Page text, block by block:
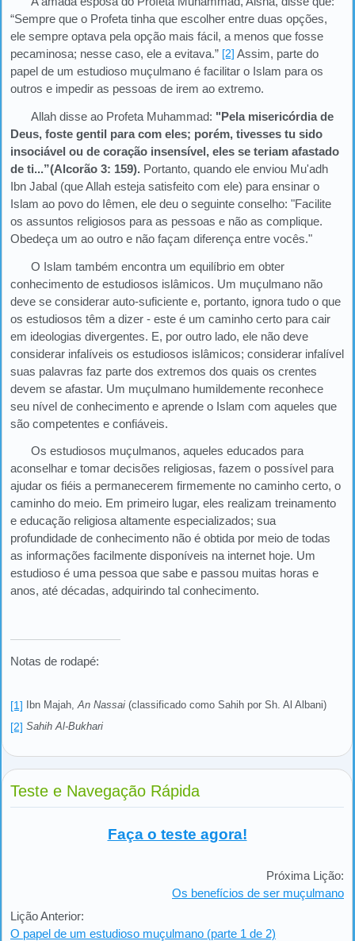
“Sempre que o Profeta tinha que escolher entre duas opções,
ele sempre optava pela opção mais fácil, a menos que fosse
pecaminosa; nesse caso, ele a evitava.” [2] Assim, parte do
papel de um estudioso muçulmano é facilitar o Islam para os
outros e impedir as pessoas de irem ao extremo.
Allah disse ao Profeta Muhammad: "Pela misericórdia de
Deus, foste gentil para com eles; porém, tivesses tu sido
insociável ou de coração insensível, eles se teriam afastado
de ti...”(Alcorão 3: 159). Portanto, quando ele enviou Mu'adh
Ibn Jabal (que Allah esteja satisfeito com ele) para ensinar o
Islam ao povo do Iêmen, ele deu o seguinte conselho: "Facilite
os assuntos religiosos para as pessoas e não as complique.
Obedeça um ao outro e não façam diferença entre vocês."
O Islam também encontra um equilíbrio em obter
conhecimento de estudiosos islâmicos. Um muçulmano não
deve se considerar auto-suficiente e, portanto, ignora tudo o que
os estudiosos têm a dizer - este é um caminho certo para cair
em ideologias divergentes. E, por outro lado, ele não deve
considerar infalíveis os estudiosos islâmicos; considerar infalível
suas palavras faz parte dos extremos dos quais os crentes
devem se afastar. Um muçulmano humildemente reconhece
seu nível de conhecimento e aprende o Islam com aqueles que
são competentes e confiáveis.
Os estudiosos muçulmanos, aqueles educados para
aconselhar e tomar decisões religiosas, fazem o possível para
ajudar os fiéis a permanecerem firmemente no caminho certo, o
caminho do meio. Em primeiro lugar, eles realizam treinamento
e educação religiosa altamente especializados; sua
profundidade de conhecimento não é obtida por meio de todas
as informações facilmente disponíveis na internet hoje. Um
estudioso é uma pessoa que sabe e passou muitas horas e
anos, até décadas, adquirindo tal conhecimento.
Notas de rodapé:
[1] Ibn Majah, An Nassai (classificado como Sahih por Sh. Al Albani)
[2] Sahih Al-Bukhari
Teste e Navegação Rápida
Faça o teste agora!
Lição Anterior:
O papel de um estudioso muçulmano (parte 1 de 2)
Próxima Lição:
Os benefícios de ser muçulmano